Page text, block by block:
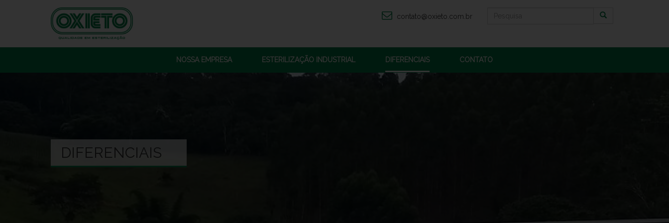
contato@oxieto.com.br
NOSSA EMPRESA ESTERILIZAÇÃO INDUSTRIAL DIFERENCIAIS CONTATO
DIFERENCIAIS